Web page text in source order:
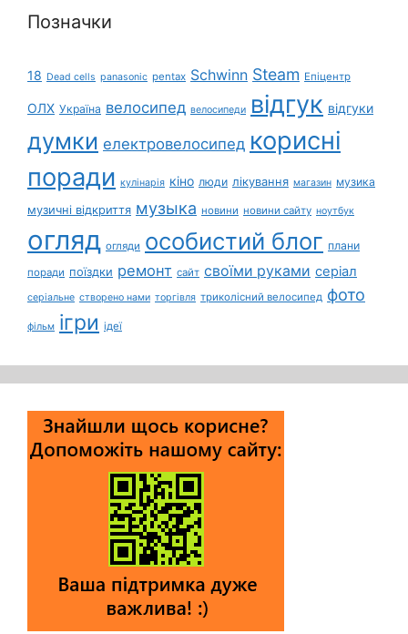
Позначки
18 Dead cells panasonic pentax Schwinn Steam Епіцентр
ОЛХ Україна велосипед велосипеди відгук відгуки
думки електровелосипед корисні
поради кулінарія кіно люди лікування магазин музика
музичні відкриття музыка новини новини сайту ноутбук
огляд огляди особистий блог плани
поради поїздки ремонт сайт своїми руками серіал
серіальне створено нами торгівля триколісний велосипед фото
фільм ігри ідеї